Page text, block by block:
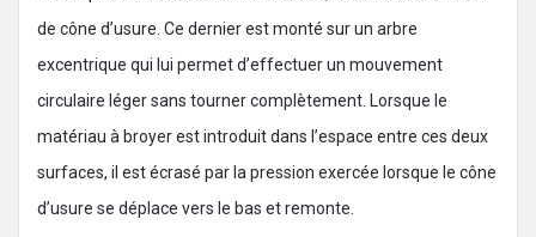
de cône d’usure. Ce dernier est monté sur un arbre
excentrique qui lui permet d’effectuer un mouvement
circulaire léger sans tourner complètement. Lorsque le
matériau à broyer est introduit dans l’espace entre ces deux
surfaces, il est écrasé par la pression exercée lorsque le cône
d’usure se déplace vers le bas et remonte.